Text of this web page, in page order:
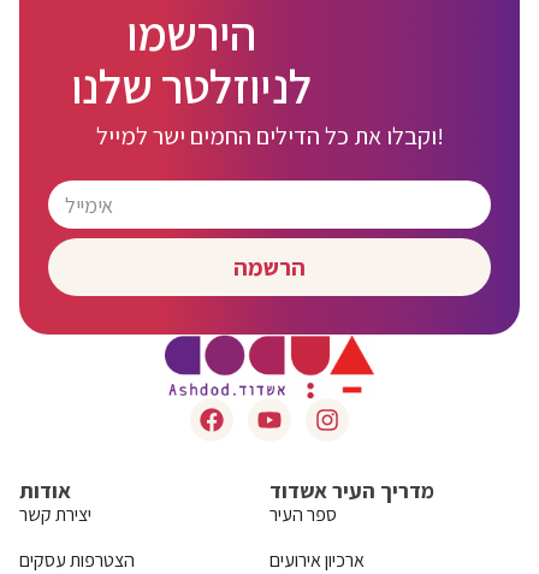
הירשמו
לניוזלטר שלנו
וקבלו את כל הדילים החמים ישר למייל!
הרשמה
אודות
יצירת קשר
הצטרפות עסקים
מדריך העיר אשדוד
ספר העיר
ארכיון אירועים